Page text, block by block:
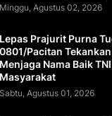
Minggu, Agustus 02, 2026
Lepas Prajurit Purna
0801/Pacitan
Menjaga Nama Baik
Masyarakat
Sabtu, Agustus 01, 2026